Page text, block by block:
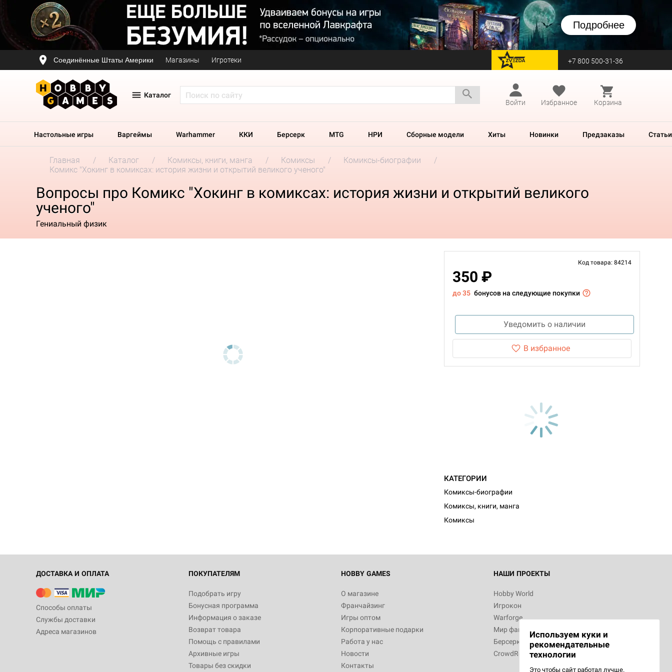
Подробнее
Соединённые Штаты Америки Магазины Игротеки перейти на Zvezda +7 800 500-31-36
Каталог
Войти
Избранное Корзина
Настольные игры Варгеймы Warhammer ККИ Берсерк MTG НРИ Сборные модели Хиты Новинки Предзаказы Статьи
Главная Каталог Комиксы, книги, манга Комиксы
Комиксы-биографии
Комикс "Хокинг в комиксах: история жизни и открытий великого ученого"
Вопросы про Комикс "Хокинг в комиксах: история жизни и открытий великого
ученого"
Гениальный физик
Код товара: 84214
350 ₽
до 35 бонусов на следующие покупки
Уведомить о наличии
В избранное
КАТЕГОРИИ
Комиксы-биографии
Комиксы, книги, манга
Комиксы
ДОСТАВКА И ОПЛАТА
Способы оплаты
Службы доставки
Адреса магазинов
ПОКУПАТЕЛЯМ
Подобрать игру
Бонусная программа
Информация о заказе
Возврат товара
Помощь с правилами
Архивные игры
Товары без скидки
HOBBY GAMES
О магазине
Франчайзинг
Игры оптом
Корпоративные подарки
Работа у нас
Новости
Контакты
НАШИ ПРОЕКТЫ
Hobby World
Игрокон
Warforge
Мир фантастики
Берсерк
CrowdRepublic
Используем куки и
рекомендательные
технологии
Это чтобы сайт работал лучше.